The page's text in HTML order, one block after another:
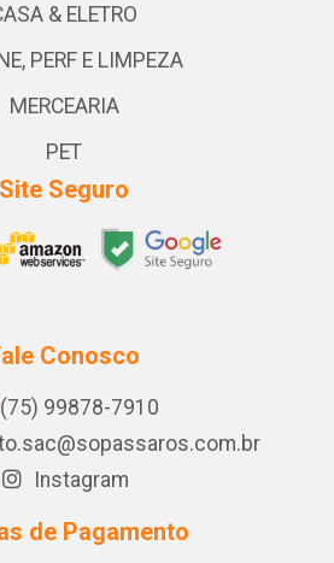
& ELETRO
PERF E LIMPEZA
MERCEARIA
PET
Site Seguro
Conosco
(75) 99878-7910
Instagram
de Pagamento